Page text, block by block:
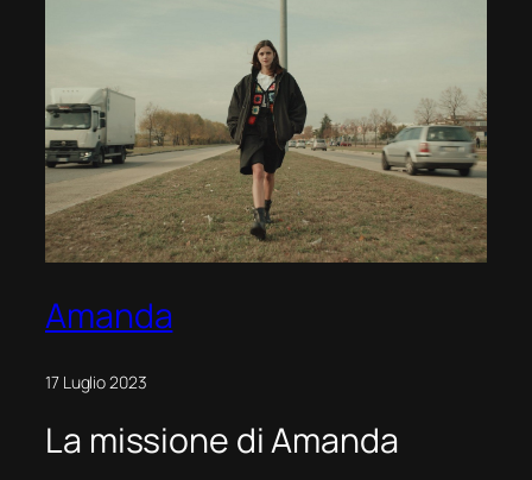
Amanda
17 Luglio 2023
La missione di Amanda